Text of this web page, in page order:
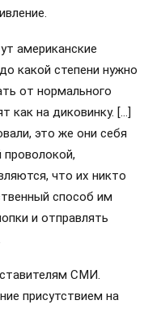
американские
какой степени нужно
от нормального
как на диковинку. […]
это же они себя
что их никто
способ им
и отправлять
СМИ.
присутствием на